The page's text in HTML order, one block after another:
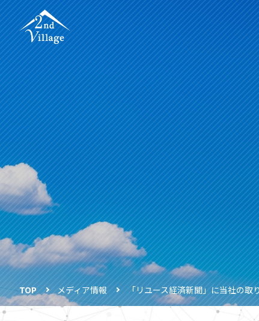
TOP メディア情報 「リユース経済新聞」に当社の取